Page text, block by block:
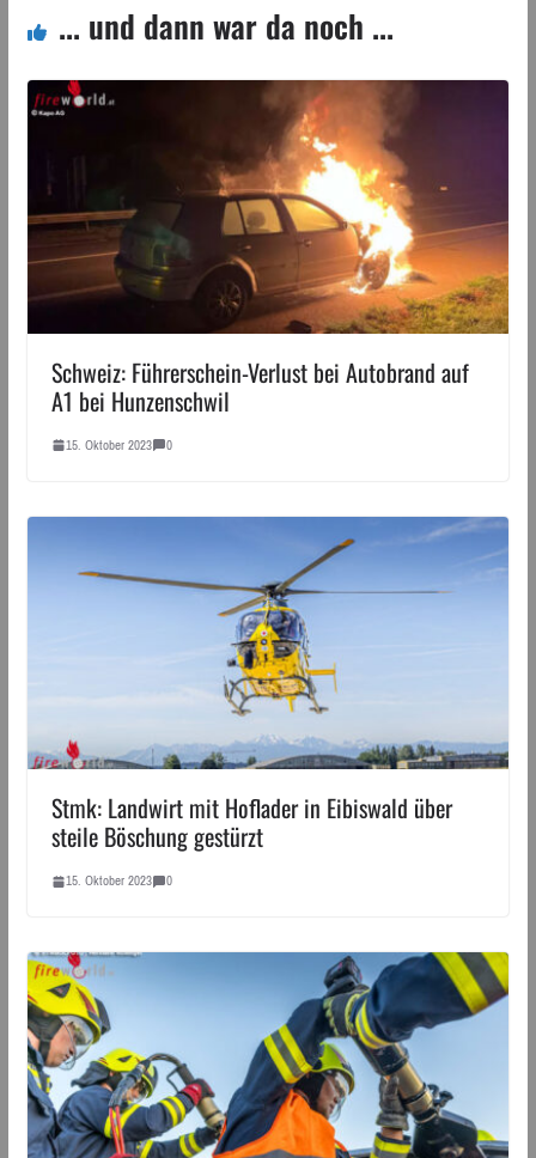
... und dann war da noch ...
Schweiz: Führerschein-Verlust bei Autobrand auf
A1 bei Hunzenschwil
15. Oktober 2023 0
Stmk: Landwirt mit Hoflader in Eibiswald über
steile Böschung gestürzt
15. Oktober 2023 0